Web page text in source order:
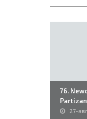
76.
Partizan
27-